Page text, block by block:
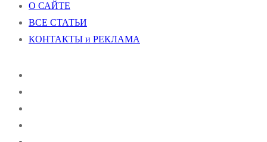
О САЙТЕ
ВСЕ СТАТЬИ
КОНТАКТЫ и РЕКЛАМА